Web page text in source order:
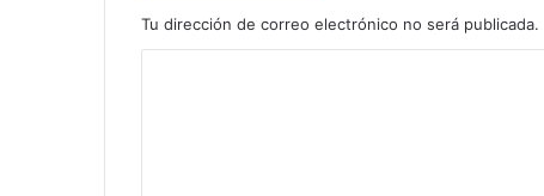
Tu dirección de correo electrónico no será publicada.